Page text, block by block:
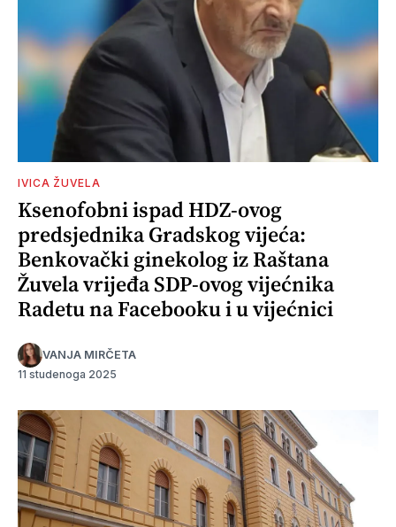
IVICA ŽUVELA
Ksenofobni ispad HDZ-ovog
predsjednika Gradskog vijeća:
Benkovački ginekolog iz Raštana
Žuvela vrijeđa SDP-ovog vijećnika
Radetu na Facebooku i u vijećnici
VANJA MIRČETA
11 studenoga 2025